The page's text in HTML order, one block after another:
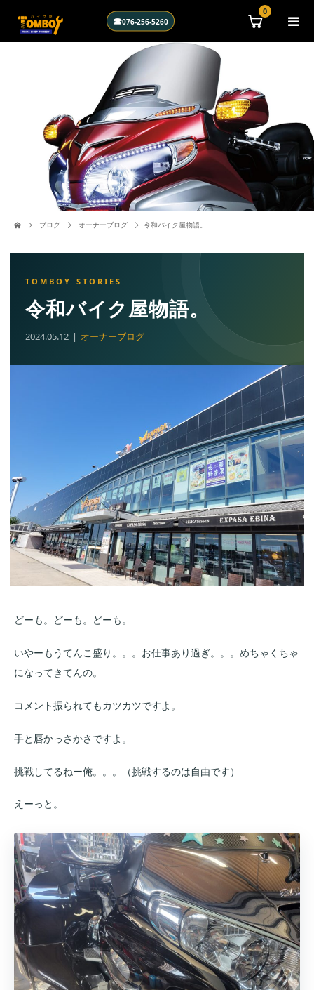
0
☎076-256-5260
ブログ オーナーブログ 令和バイク屋物語。
令和バイク屋物語。
2024.05.12 オーナーブログ
どーも。どーも。どーも。
いやーもうてんこ盛り。。。お仕事あり過ぎ。。。めちゃくちゃ
になってきてんの。
コメント振られてもカツカツですよ。
手と唇かっさかさですよ。
挑戦してるねー俺。。。（挑戦するのは自由です）
えーっと。